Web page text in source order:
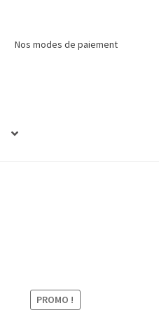
Nos modes de paiement
PROMO !